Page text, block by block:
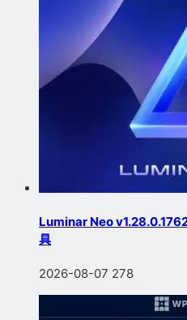
Luminar Neo
具
2026-08-07 278